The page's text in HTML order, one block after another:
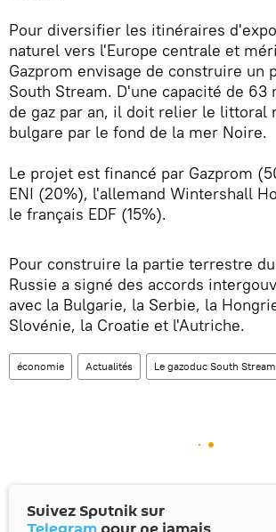
Pour diversifier les itinéraires
naturel vers l'Europe centrale et
Gazprom envisage de construire un
South Stream. D'une capacité de
de gaz par an, il doit relier le littoral
bulgare par le fond de la mer Noire.
Le projet est financé par Gazprom
ENI (20%), l'allemand Wintershall
le français EDF (15%).
Pour construire la partie terrestre
Russie a signé des accords
avec la Bulgarie, la Serbie, la
Slovénie, la Croatie et l'Autriche.
économie Actualités Le gazoduc South Stream
Suivez Sputnik sur